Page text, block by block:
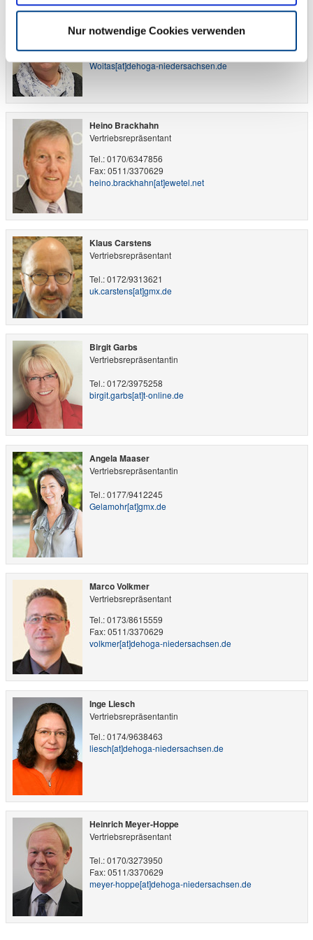
Nur notwendige Cookies verwenden
Heike Woitas
Fax: 0511/3370629
Woitas​[at]​dehoga-niedersachsen.de
Heino Brackhahn
Vertriebsrepräsentant
Tel.: 0170/6347856
Fax: 0511/3370629
heino.brackhahn​[at]​ewetel.net
Klaus Carstens
Vertriebsrepräsentant
Tel.: 0172/9313621
uk.carstens​[at]​gmx.de
Birgit Garbs
Vertriebsrepräsentantin
Tel.: 0172/3975258
birgit.garbs​[at]​t-online.de
Angela Maaser
Vertriebsrepräsentantin
Tel.: 0177/9412245
Gelamohr​[at]​gmx.de
Marco Volkmer
Vertriebsrepräsentant
Tel.: 0173/8615559
Fax: 0511/3370629
volkmer​[at]​dehoga-niedersachsen.de
Inge Liesch
Vertriebsrepräsentantin
Tel.: 0174/9638463
liesch​[at]​dehoga-niedersachsen.de
Heinrich Meyer-Hoppe
Vertriebsrepräsentant
Tel.: 0170/3273950
Fax: 0511/3370629
meyer-hoppe​[at]​dehoga-niedersachsen.de